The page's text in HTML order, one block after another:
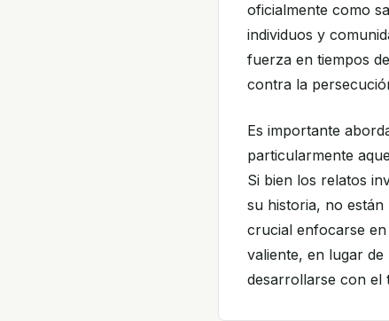
oficialmente como
individuos y
fuerza en tiempos
contra la
Es importante
particularmente
Si bien los relatos
su historia, no
crucial enfocarse
valiente, en lugar de
desarrollarse con el